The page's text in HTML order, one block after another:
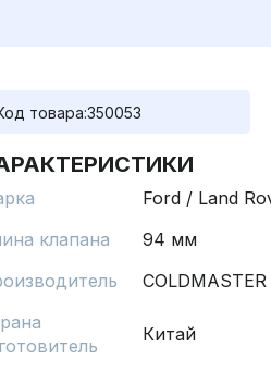
товара:350053
Ford / Land
клапана
94 мм
COLDMASTER
Китай